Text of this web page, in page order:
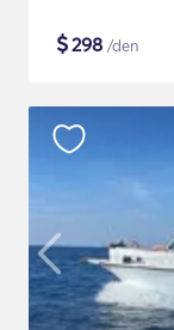
$298 /den